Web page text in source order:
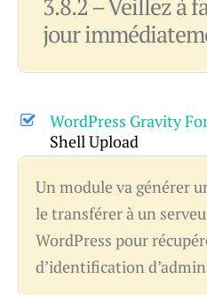
3.8.2 – Veillez à
jour
WordPress Gravity
Shell Upload
Un module va générer
le transférer à un
WordPress pour
d’identification